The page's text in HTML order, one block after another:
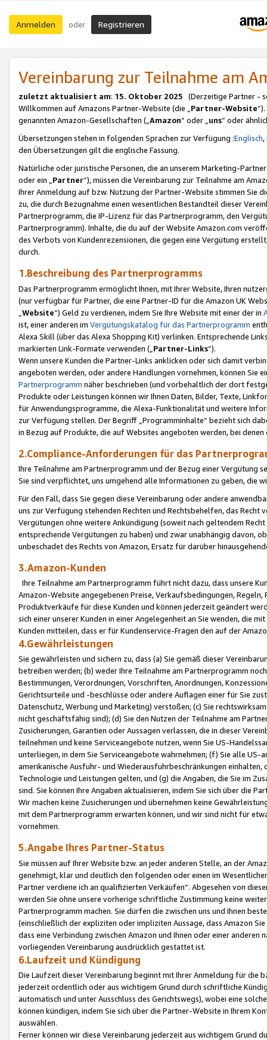
Anmelden oder Registrieren
Vereinbarung zur Teilnahme am
zuletzt aktualisiert am: 15. Oktober 2025 (Derzeitige Partner -
Willkommen auf Amazons Partner-Website (die „Partner-Website
genannten Amazon-Gesellschaften („Amazon“ oder „uns“ oder
Übersetzungen stehen in folgenden Sprachen zur Verfügung :Englisch,
den Übersetzungen gilt die englische Fassung.
Natürliche oder juristische Personen, die an unserem Marketing-
oder ein „Partner“), müssen die Vereinbarung zur Teilnahme am
Ihrer Anmeldung auf bzw. Nutzung der Partner-Website stimmen Sie
zu, die durch Bezugnahme einen wesentlichen Bestandteil dieser
Partnerprogramm, die IP-Lizenz für das Partnerprogramm, den
Partnerprogramm). Inhalte, die du auf der Website Amazon.com
des Verbots von Kundenrezensionen, die gegen eine Vergütung
durch.
1.Beschreibung des Partnerprogramms
Das Partnerprogramm ermöglicht Ihnen, mit Ihrer Website, Ihren
(nur verfügbar für Partner, die eine Partner-ID für die Amazon UK
Website“) Geld zu verdienen, indem Sie Ihre Website mit einer der in
ist, einer anderen im Vergütungskatalog für das Partnerprogramm
Alexa Skill (über das Alexa Shopping Kit) verlinken. Entsprechende
markierten Link-Formate verwenden („ Partner-Links“).
Wenn unsere Kunden die Partner-Links anklicken oder sich damit
angeboten werden, oder andere Handlungen vornehmen, können Sie
Partnerprogramm näher beschrieben (und vorbehaltlich der dort
Produkte oder Leistungen können wir Ihnen Daten, Bilder, Texte,
für Anwendungsprogramme, die Alexa-Funktionalität und weitere
zur Verfügung stellen. Der Begriff „Programminhalte“ bezieht sich
in Bezug auf Produkte, die auf Websites angeboten werden, bei
2.Compliance-Anforderungen für das
Ihre Teilnahme am Partnerprogramm und der Bezug einer Vergütung
Sie sind verpflichtet, uns umgehend alle Informationen zu geben, die
Für den Fall, dass Sie gegen diese Vereinbarung oder andere
uns zur Verfügung stehenden Rechten und Rechtsbehelfen, das
Vergütungen ohne weitere Ankündigung (soweit nach geltendem
entsprechende Vergütungen zu haben) und zwar unabhängig davon,
unbeschadet des Rechts von Amazon, Ersatz für darüber
3.Amazon-Kunden
Ihre Teilnahme am Partnerprogramm führt nicht dazu, dass unsere
Amazon-Website angegebenen Preise, Verkaufsbedingungen,
Produktverkäufe für diese Kunden und können jederzeit geändert
sich einer unserer Kunden in einer Angelegenheit an Sie wenden, die
Kunden mitteilen, dass er für Kundenservice-Fragen den auf der
4.Gewährleistungen
Sie gewährleisten und sichern zu, dass (a) Sie gemäß dieser
betreiben werden; (b) weder Ihre Teilnahme am Partnerprogramm
Bestimmungen, Verordnungen, Vorschriften, Anordnungen,
Gerichtsurteile und -beschlüsse oder andere Auflagen einer für Sie
Datenschutz, Werbung und Marketing) verstoßen; (c) Sie
nicht geschäftsfähig sind); (d) Sie den Nutzen der Teilnahme am
Zusicherungen, Garantien oder Aussagen verlassen, die in dieser
teilnehmen und keine Serviceangebote nutzen, wenn Sie US-
unterliegen, in dem Sie Serviceangebote wahrnehmen; (f) Sie alle
amerikanische Ausfuhr- und Wiederausfuhrbeschränkungen
Technologie und Leistungen gelten, und (g) die Angaben, die Sie im
sind. Sie können Ihre Angaben aktualisieren, indem Sie sich über die
Wir machen keine Zusicherungen und übernehmen keine
mit dem Partnerprogramm erwarten können, und wir sind nicht für
vornehmen.
5.Angabe Ihres Partner-Status
Sie müssen auf Ihrer Website bzw. an jeder anderen Stelle, an der
genehmigt, klar und deutlich den folgenden oder einen im
Partner verdiene ich an qualifizierten Verkäufen“. Abgesehen von
werden Sie ohne unsere vorherige schriftliche Zustimmung keine
Partnerprogramm machen. Sie dürfen die zwischen uns und Ihnen
(einschließlich der expliziten oder impliziten Aussage, dass Amazon
dass eine Verbindung zwischen Amazon und Ihnen oder einer
vorliegenden Vereinbarung ausdrücklich gestattet ist.
6.Laufzeit und Kündigung
Die Laufzeit dieser Vereinbarung beginnt mit Ihrer Anmeldung für die
jederzeit ordentlich oder aus wichtigem Grund durch schriftliche
automatisch und unter Ausschluss des Gerichtswegs), wobei eine
können kündigen, indem Sie sich über die Partner-Website in Ihrem
auswählen.
Ferner können wir diese Vereinbarung jederzeit aus wichtigem Grund